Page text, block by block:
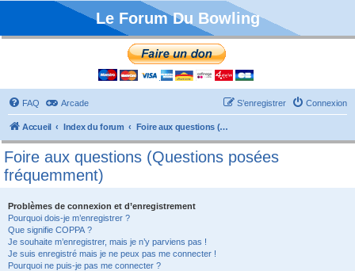
Le Forum Du Bowling
FAQ Arcade Connexion
S’enregistrer
Accueil Index du forum Foire aux questions (Questions posées fréquemment)
Foire aux questions (Questions posées
fréquemment)
Problèmes de connexion et d’enregistrement
Pourquoi dois-je m’enregistrer ?
Que signifie COPPA ?
Je souhaite m’enregistrer, mais je n’y parviens pas !
Je suis enregistré mais je ne peux pas me connecter !
Pourquoi ne puis-je pas me connecter ?